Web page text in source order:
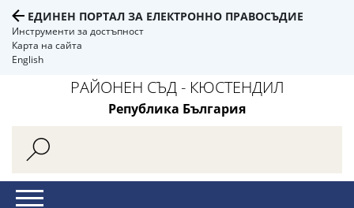
ЕДИНЕН ПОРТАЛ ЗА ЕЛЕКТРОННО ПРАВОСЪДИЕ
Инструменти за достъпност
Карта на сайта
English
РАЙОНЕН СЪД - КЮСТЕНДИЛ
Република България